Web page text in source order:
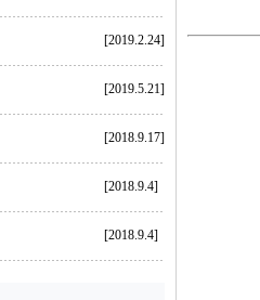
[2019.2.24]
[2019.5.21]
[2018.9.17]
[2018.9.4]
[2018.9.4]